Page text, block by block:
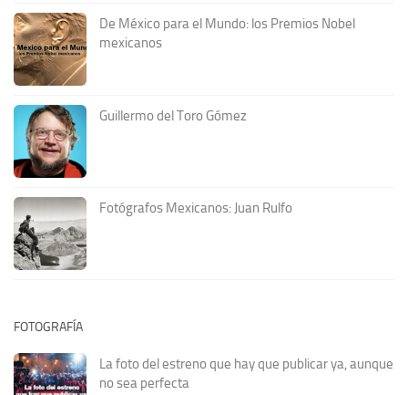
De México para el Mundo: los Premios Nobel
mexicanos
Guillermo del Toro Gómez
Fotógrafos Mexicanos: Juan Rulfo
FOTOGRAFÍA
La foto del estreno que hay que publicar ya, aunque
no sea perfecta